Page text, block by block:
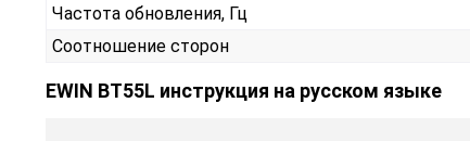
Частота обновления, Гц
Соотношение сторон
EWIN BT55L инструкция на русском языке